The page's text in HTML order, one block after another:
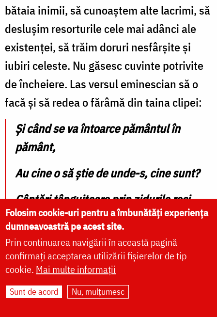
bătaia inimii, să cunoaștem alte lacrimi, să
deslușim resorturile cele mai adânci ale
existenței, să trăim doruri nesfârșite și
iubiri celeste. Nu găsesc cuvinte potrivite
de încheiere. Las versul eminescian să o
facă și să redea o fărâmă din taina clipei:
Şi când se va întoarce pământul în
pământ,
Au cine o să ştie de unde-s, cine sunt?
Cântări tânguitoare prin zidurile reci
Cerşi-vor pentru mine repaosul de
veci.
Folosim cookie-uri pentru a îmbunătăți experiența
dumneavoastră pe acest site.
Prin continuarea navigării în această pagină
confirmați acceptarea utilizării fișierelor de tip
cookie. Mai multe informații
Sunt de acord Nu, mulțumesc